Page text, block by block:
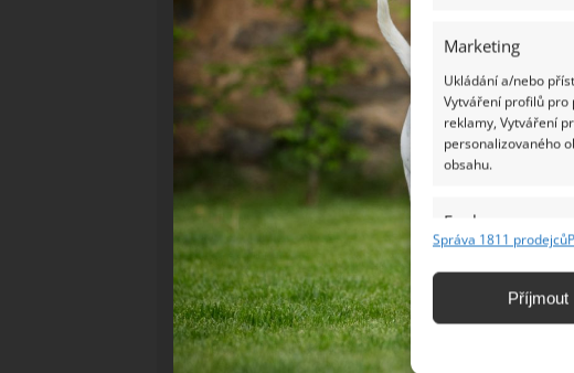
Marketing
Ukládání a/nebo
Vytváření profilů pro
reklamy, Vytváření
personalizovaného
obsahu.
Funkce
Identifikace zařízení
základě
Správa 1811 prodejců
Příjmout